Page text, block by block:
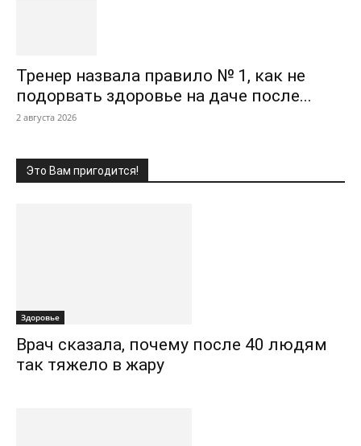
Тренер назвала правило № 1, как не
подорвать здоровье на даче после...
2 августа 2026
Это Вам пригодится!
Здоровье
Врач сказала, почему после 40 людям
так тяжело в жару